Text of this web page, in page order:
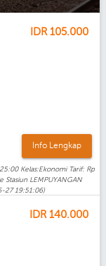
IDR 105.000
Info Lengkap
Kelas:Ekonomi Tarif: Rp
Stasiun LEMPUYANGAN
27 19:51:06)
IDR 140.000